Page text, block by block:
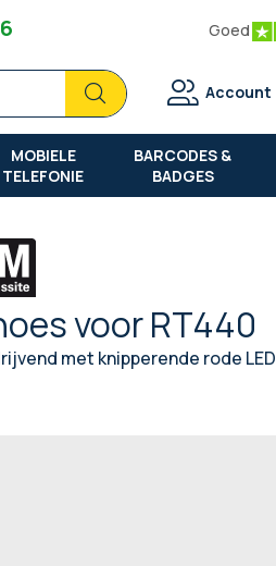
Goed
Zoek
Zoek
Account
MOBIELE
TELEFONIE
BARCODES &
BADGES
voor RT440
met knipperende rode LED